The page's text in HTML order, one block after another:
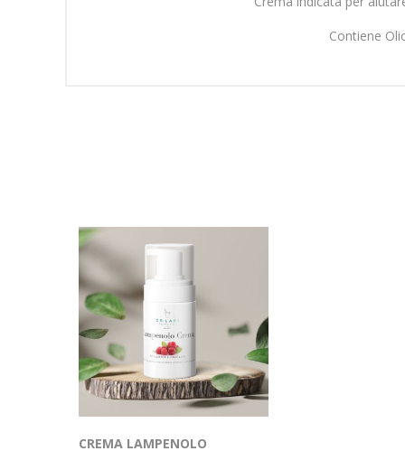
Contiene
CREMA LAMPENOLO